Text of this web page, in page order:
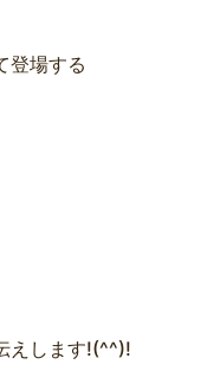
登場する
えします!(^^)!